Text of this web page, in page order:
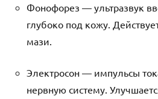
Фонофорез — ультразвук
глубоко под кожу.
мази.
Электросон — импульсы
нервную систему.